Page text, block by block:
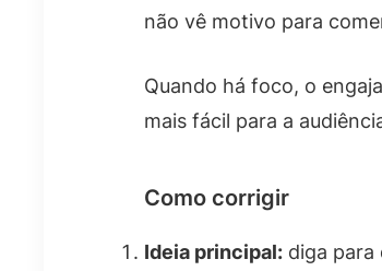
não vê motivo para
Quando há foco, o
mais fácil para a
Como corrigir
Ideia principal: diga para